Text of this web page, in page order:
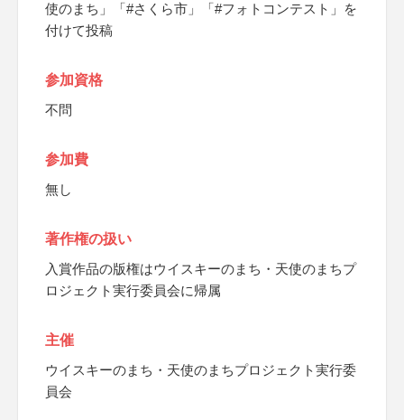
使のまち」「#さくら市」「#フォトコンテスト」を
付けて投稿
参加資格
不問
参加費
無し
著作権の扱い
入賞作品の版権はウイスキーのまち・天使のまちプ
ロジェクト実行委員会に帰属
主催
ウイスキーのまち・天使のまちプロジェクト実行委
員会